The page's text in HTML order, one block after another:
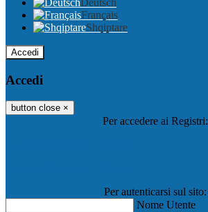
Deutsch
Français
Shqiptare
Accedi
Accedi
button close ×
Per accedere ai Registri:
Per autenticarsi sul sito:
Nome Utente